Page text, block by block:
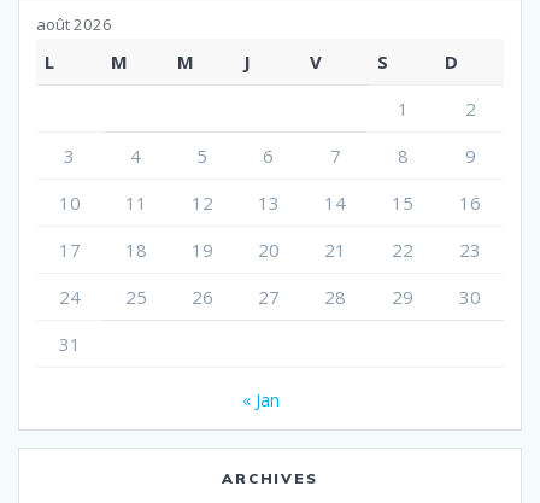
août 2026
L M M J V S
D
1
2
3
4 5 6 7 8
9
10
11 12 13 14 15
16
17
18 19 20 21 22
23
24
25 26 27 28 29
30
31
« Jan
ARCHIVES